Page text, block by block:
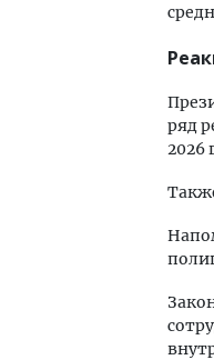
ряд
2026